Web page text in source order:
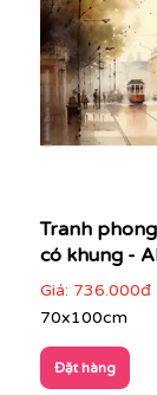
Tranh
có khung -
Giá: 736.000đ
70x100cm
Đặt hàng